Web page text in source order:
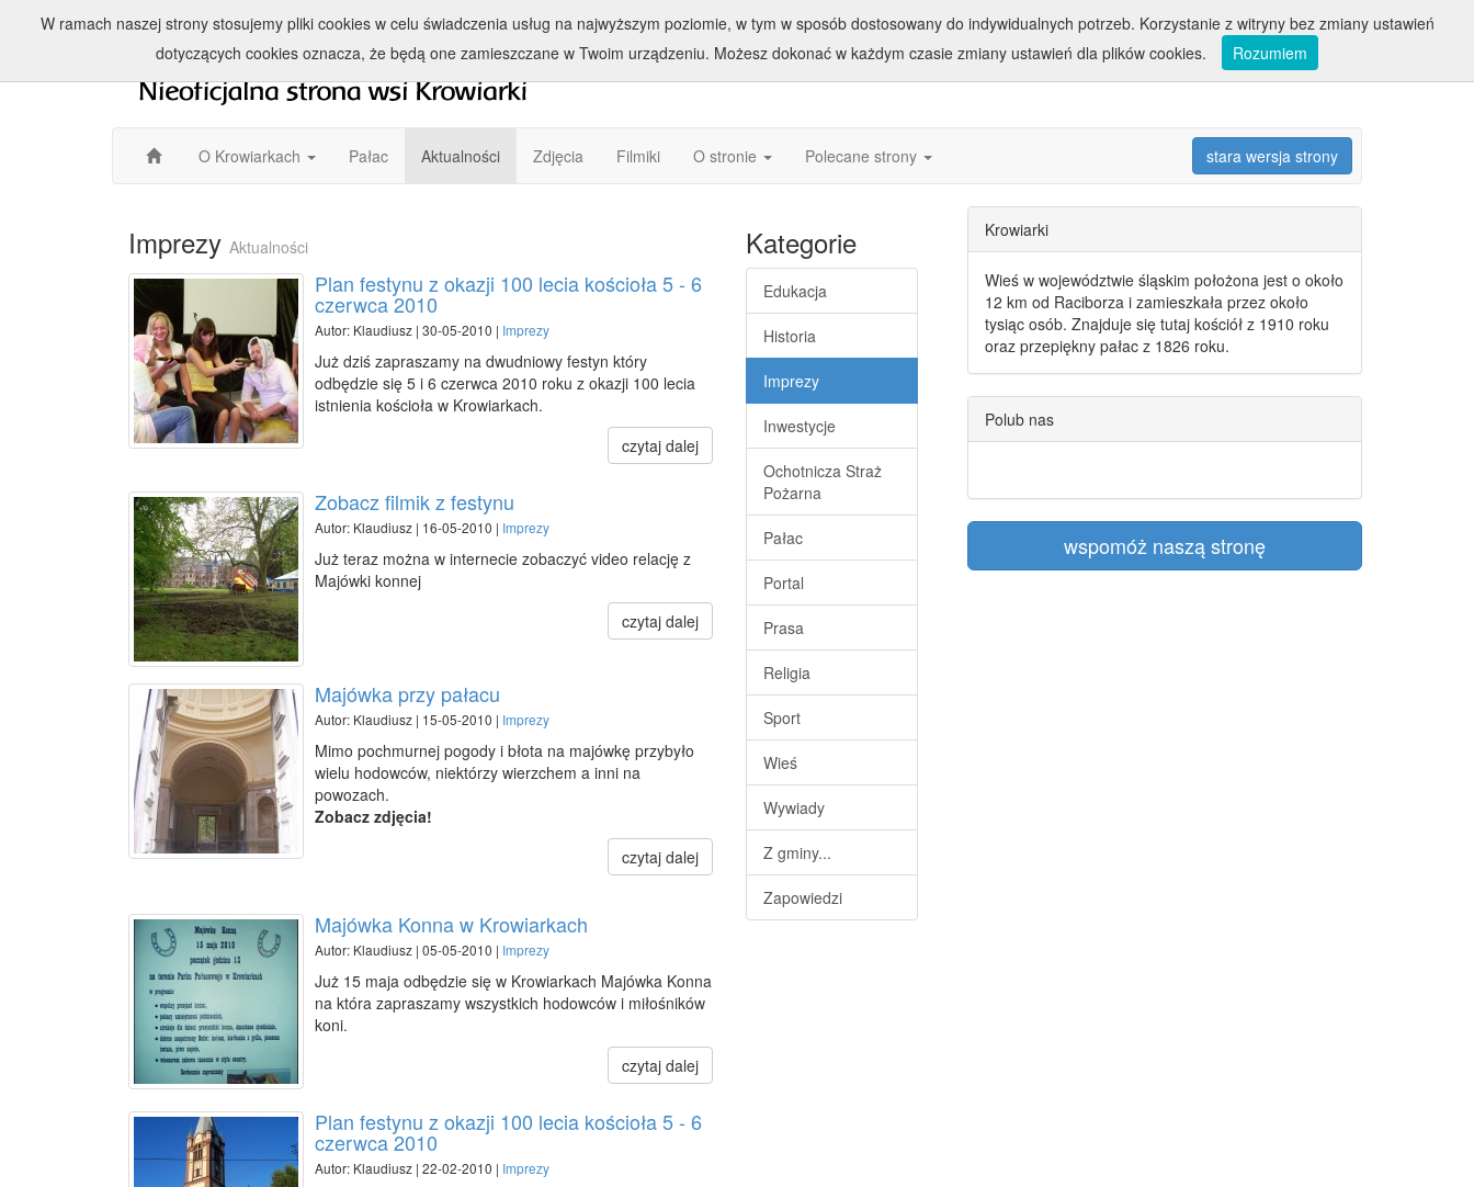
O Krowiarkach Pałac Aktualności Zdjęcia Filmiki O stronie Polecane strony stara wersja strony
Imprezy Aktualności
Plan festynu z okazji 100 lecia kościoła 5 - 6
czerwca 2010
Autor: Klaudiusz | 30-05-2010 | Imprezy
Już dziś zapraszamy na dwudniowy festyn który
odbędzie się 5 i 6 czerwca 2010 roku z okazji 100 lecia
istnienia kościoła w Krowiarkach.
czytaj dalej
Zobacz filmik z festynu
Autor: Klaudiusz | 16-05-2010 | Imprezy
Już teraz można w internecie zobaczyć video relację z
Majówki konnej
czytaj dalej
Majówka przy pałacu
Autor: Klaudiusz | 15-05-2010 | Imprezy
Mimo pochmurnej pogody i błota na majówkę przybyło
wielu hodowców, niektórzy wierzchem a inni na
powozach.
Zobacz zdjęcia!
czytaj dalej
Majówka Konna w Krowiarkach
Autor: Klaudiusz | 05-05-2010 | Imprezy
Już 15 maja odbędzie się w Krowiarkach Majówka Konna
na która zapraszamy wszystkich hodowców i miłośników
koni.
czytaj dalej
Plan festynu z okazji 100 lecia kościoła 5 - 6
czerwca 2010
Autor: Klaudiusz | 22-02-2010 | Imprezy
Kategorie
Edukacja
Historia
Imprezy
Inwestycje
Ochotnicza Straż
Pożarna
Pałac
Portal
Prasa
Religia
Sport
Wieś
Wywiady
Z gminy...
Zapowiedzi
Krowiarki
Wieś w województwie śląskim położona jest o około
12 km od Raciborza i zamieszkała przez około
tysiąc osób. Znajduje się tutaj kościół z 1910 roku
oraz przepiękny pałac z 1826 roku.
Polub nas
wspomóż naszą stronę
W ramach naszej strony stosujemy pliki cookies w celu świadczenia usług na najwyższym poziomie, w tym w sposób dostosowany do indywidualnych potrzeb. Korzystanie z witryny bez zmiany ustawień
dotyczących cookies oznacza, że będą one zamieszczane w Twoim urządzeniu. Możesz dokonać w każdym czasie zmiany ustawień dla plików cookies.
Rozumiem